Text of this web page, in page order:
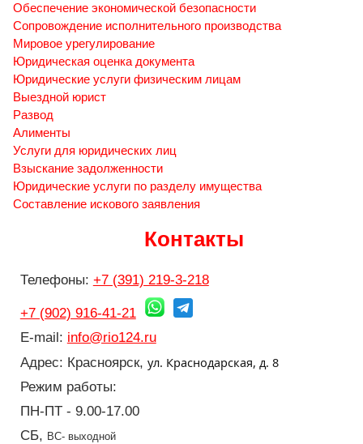
Обеспечение экономической безопасности
Сопровождение исполнительного производства
Мировое урегулирование
Юридическая оценка документа
Юридические услуги физическим лицам
Выездной юрист
Развод
Алименты
Услуги для юридических лиц
Взыскание задолженности
Юридические услуги по разделу имущества
Составление искового заявления
Контакты
Телефоны: +7 (391) 219-3-218
+7 (902) 916-41-21
E-mail: info@rio124.ru
Адрес: Красноярск, ул. Краснодарская, д. 8
Режим работы:
ПН-ПТ - 9.00-17.00
СБ, ВС- выходной